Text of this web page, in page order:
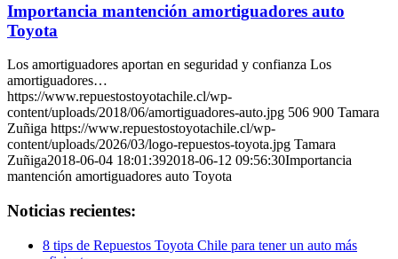
Importancia mantención amortiguadores auto
Toyota
Los amortiguadores aportan en seguridad y confianza Los
amortiguadores…
https://www.repuestostoyotachile.cl/wp-
content/uploads/2018/06/amortiguadores-auto.jpg 506 900 Tamara
Zuñiga https://www.repuestostoyotachile.cl/wp-
content/uploads/2026/03/logo-repuestos-toyota.jpg Tamara
Zuñiga2018-06-04 18:01:392018-06-12 09:56:30Importancia
mantención amortiguadores auto Toyota
Noticias recientes:
8 tips de Repuestos Toyota Chile para tener un auto más